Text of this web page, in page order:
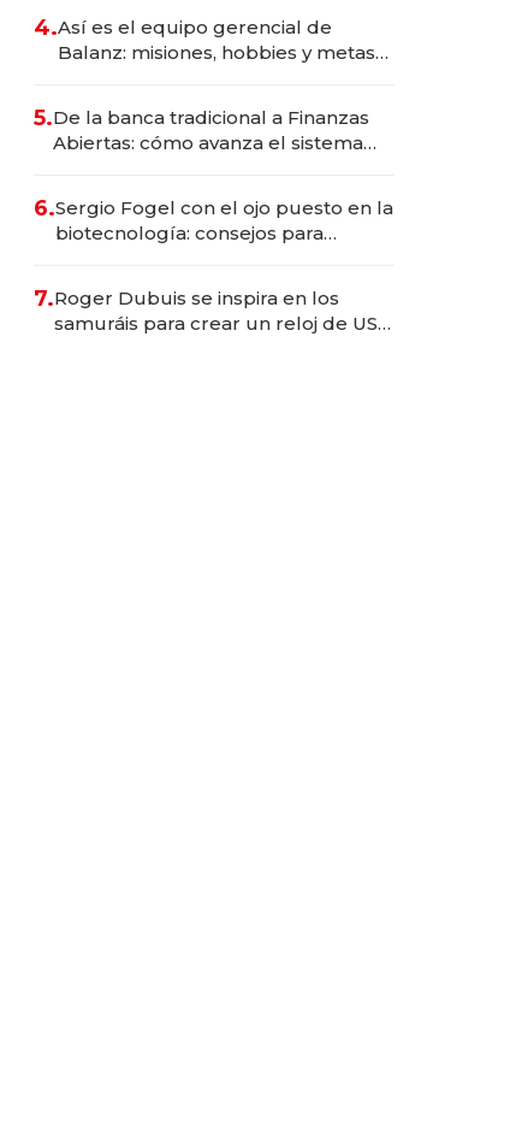
4.Así es el equipo gerencial de
Balanz: misiones, hobbies y metas
5.De la banca tradicional a Finanzas
Abiertas: cómo avanza el sistema
6.Sergio Fogel con el ojo puesto en la
biotecnología: consejos para
7.Roger Dubuis se inspira en los
samuráis para crear un reloj de US$